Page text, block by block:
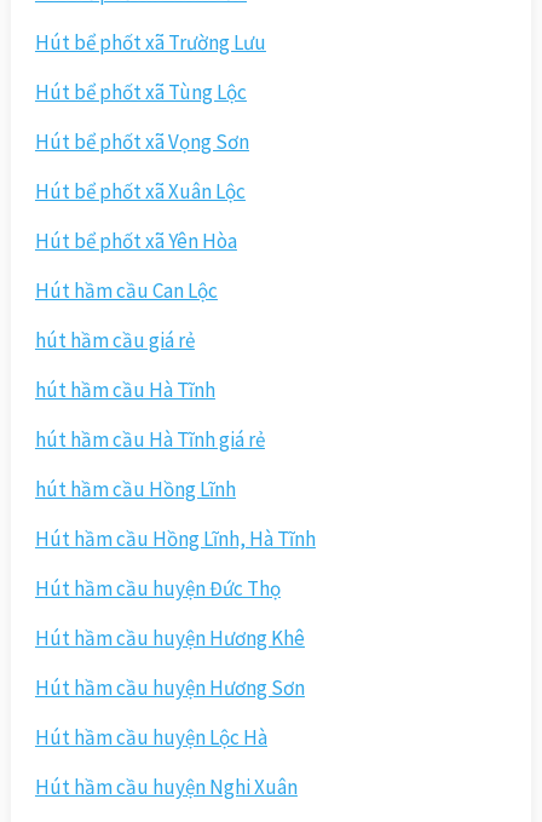
Hút bể phốt xã Trường Lưu
Hút bể phốt xã Tùng Lộc
Hút bể phốt xã Vọng Sơn
Hút bể phốt xã Xuân Lộc
Hút bể phốt xã Yên Hòa
Hút hầm cầu Can Lộc
hút hầm cầu giá rẻ
hút hầm cầu Hà Tĩnh
hút hầm cầu Hà Tĩnh giá rẻ
hút hầm cầu Hồng Lĩnh
Hút hầm cầu Hồng Lĩnh, Hà Tĩnh
Hút hầm cầu huyện Đức Thọ
Hút hầm cầu huyện Hương Khê
Hút hầm cầu huyện Hương Sơn
Hút hầm cầu huyện Lộc Hà
Hút hầm cầu huyện Nghi Xuân